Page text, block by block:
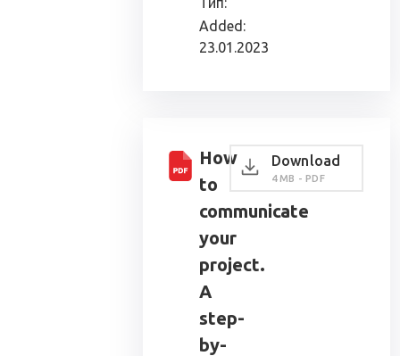
Added:
23.01.2023
How
to
communicate
your
project.
A
step-
by-
Download
4 MB - PDF